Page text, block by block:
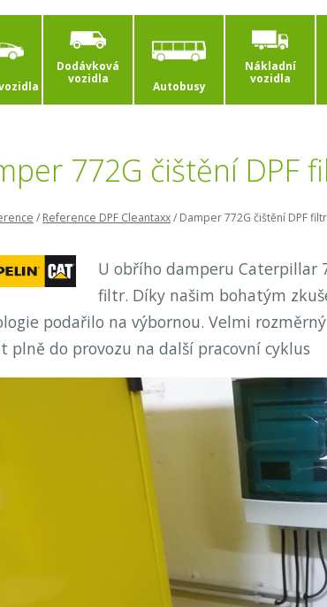
Dodávková
vozidla
Autobusy
Nákladní
vozidla
772G čištění DPF
/Reference DPF Cleantaxx/Damper 772G čištění DPF
U obřího damperu Caterpillar
filtr. Díky našim bohatým
podařilo na výbornou. Velmi
plně do provozu na další pracovní cyklus